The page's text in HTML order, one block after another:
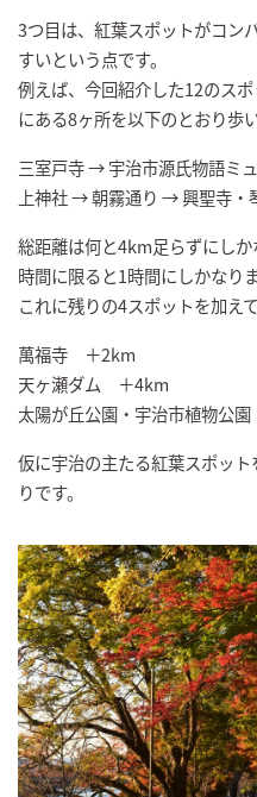
3つ目は、紅葉スポットがコン
すいという点です。
例えば、今回紹介した12のス
にある8ヶ所を以下のとおり歩
三室戸寺 → 宇治市源氏物語ミ
上神社 → 朝霧通り → 興聖寺
総距離は何と4km足らずにし
時間に限ると1時間にしかなりま
これに残りの4スポットを加え
萬福寺 ＋2km
天ヶ瀬ダム ＋4km
太陽が丘公園・宇治市植物公
仮に宇治の主たる紅葉スポッ
りです。